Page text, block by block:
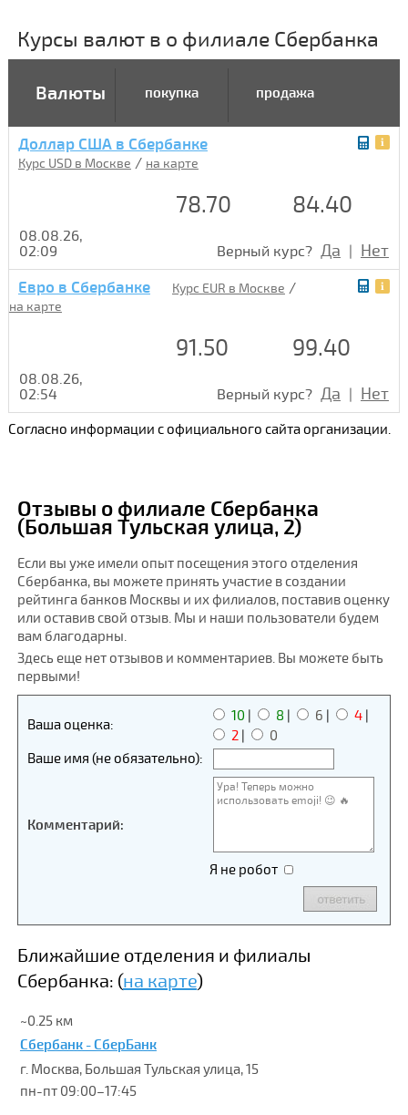
Курсы валют в о филиале Сбербанка
Валюты покупка продажа
Доллар США в Сбербанке
Курс USD в Москве / на карте
78.70 84.40
08.08.26,
02:09
Верный курс? Да | Нет
Евро в Сбербанке Курс EUR в Москве /
на карте
91.50 99.40
08.08.26,
02:54
Верный курс? Да | Нет
Согласно информации с официального сайта организации.
Отзывы о филиале Сбербанка
(Большая Тульская улица, 2)
Если вы уже имели опыт посещения этого отделения
Сбербанка, вы можете принять участие в создании
рейтинга банков Москвы и их филиалов, поставив оценку
или оставив свой отзыв. Мы и наши пользователи будем
вам благодарны.
Здесь еще нет отзывов и комментариев. Вы можете быть
первыми!
Ваша оценка:
10 | 8 | 6 | 4|
2|
0
Ваше имя (не обязательно):
Комментарий:
Я не робот
Ближайшие отделения и филиалы
Сбербанка: (на карте)
~0.25 км
Сбербанк - СберБанк
г. Москва, Большая Тульская улица, 15
пн-пт 09:00–17:45